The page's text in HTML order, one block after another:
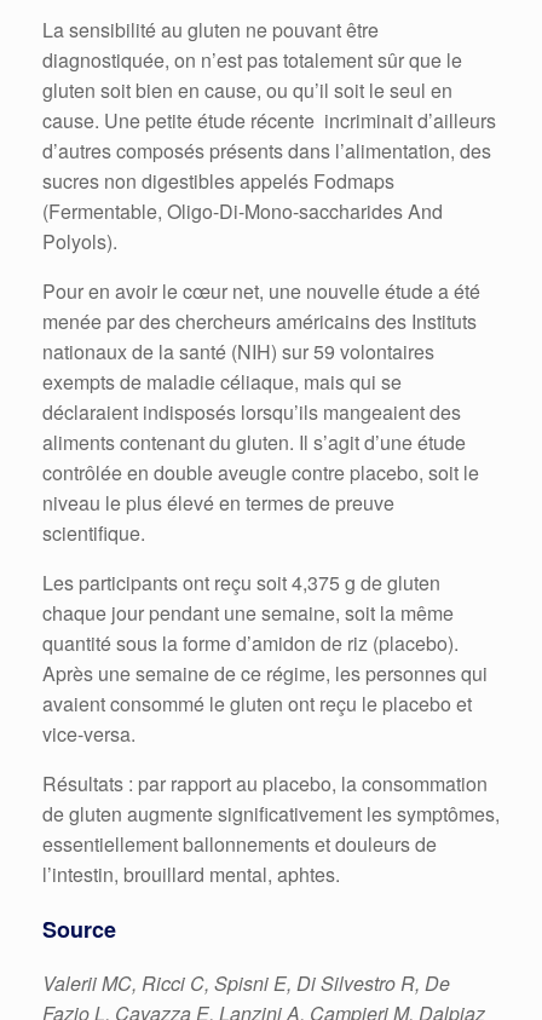
La sensibilité au gluten ne pouvant être
diagnostiquée, on n’est pas totalement sûr que le
gluten soit bien en cause, ou qu’il soit le seul en
cause. Une petite étude récente incriminait d’ailleurs
d’autres composés présents dans l’alimentation, des
sucres non digestibles appelés Fodmaps
(Fermentable, Oligo-Di-Mono-saccharides And
Polyols).
Pour en avoir le cœur net, une nouvelle étude a été
menée par des chercheurs américains des Instituts
nationaux de la santé (NIH) sur 59 volontaires
exempts de maladie céliaque, mais qui se
déclaraient indisposés lorsqu’ils mangeaient des
aliments contenant du gluten. Il s’agit d’une étude
contrôlée en double aveugle contre placebo, soit le
niveau le plus élevé en termes de preuve
scientifique.
Les participants ont reçu soit 4,375 g de gluten
chaque jour pendant une semaine, soit la même
quantité sous la forme d’amidon de riz (placebo).
Après une semaine de ce régime, les personnes qui
avaient consommé le gluten ont reçu le placebo et
vice-versa.
Résultats : par rapport au placebo, la consommation
de gluten augmente significativement les symptômes,
essentiellement ballonnements et douleurs de
l’intestin, brouillard mental, aphtes.
Source
Valerii MC, Ricci C, Spisni E, Di Silvestro R, De
Fazio L, Cavazza E, Lanzini A, Campieri M, Dalpiaz